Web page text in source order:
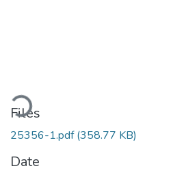
Files
25356-1.pdf(358.77 KB)
Date